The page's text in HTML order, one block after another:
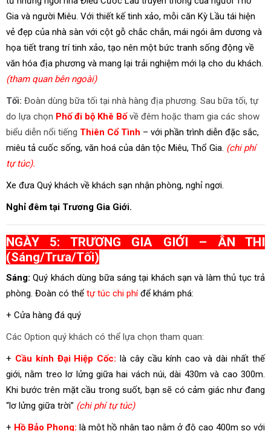
Gia và người Miêu. Với thiết kế tinh xảo, mỗi căn Kỳ Lầu tái hiện
vẻ đẹp của nhà sàn với cột gỗ chắc chắn, mái ngói âm dương và
họa tiết trang trí tinh xảo, tạo nên một bức tranh sống động về
văn hóa địa phương và mang lại trải nghiệm mới lạ cho du khách.
(tham quan bên ngoài)
Tối: Đoàn dùng bữa tối tại nhà hàng địa phương. Sau bữa tối, tự
do lựa chọn Phố đi bộ Khê Bốvề đêm hoặc tham gia các show
biểu diễn nổi tiếng Thiên Cổ Tình – với phần trình diễn đặc sắc,
miêu tả cuốc sống, văn hoá của dân tộc Miêu, Thổ Gia. (chi phí
tự túc).
Xe đưa Quý khách về khách sạn nhận phòng, nghỉ ngơi.
Nghỉ đêm tại Trương Gia Giới.
NGÀY 5: TRƯƠNG GIA GIỚI – ÂN THI
(Sáng/Trưa/Tối)
Sáng:Quý khách dùng bữa sáng tại khách sạn và làm thủ tục trả
phòng. Đoàn có thể tự túc chi phíđể khám phá:
+ Cửa hàng đá quý
Các Option quý khách có thể lựa chọn tham quan:
+ Cầu kính Đại Hiệp Cốc:là cây cầu kính cao và dài nhất thế
giới, nằm treo lơ lửng giữa hai vách núi, dài 430m và cao 300m.
Khi bước trên mặt cầu trong suốt, bạn sẽ có cảm giác như đang
“lơ lửng giữa trời” (chi phí tự túc)
+ Hồ Bảo Phong: là một hồ nhân tạo nằm ở độ cao 400m so với